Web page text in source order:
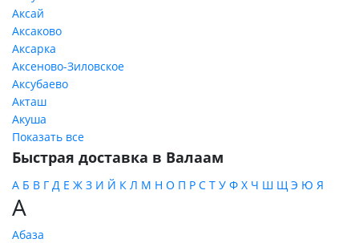
Аксай
Аксаково
Аксарка
Аксеново-Зиловское
Аксубаево
Акташ
Акуша
Показать все
Быстрая доставка в Валаам
А Б В Г Д Е Ж З И Й К Л М Н О П Р С Т У Ф Х Ч Ш Щ Э Ю Я
А
Абаза